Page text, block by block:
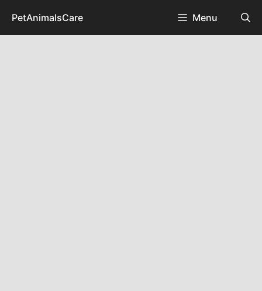
content
PetAnimalsCare Menu